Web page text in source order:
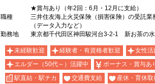
★賞与あり（年2回：6月・12月に支給）
職種
三井住友海上火災保険（損害保険）の受託業
（データ入力など）
勤務地
東京都千代田区神田駿河台3-2-1 新お茶の
未経験歓迎 経験者・有資格者歓迎 女性活
エルダー（50代～）活躍中
ボーナス・賞与あ
駅直結・駅チカ
交通費支給 産休・育休取